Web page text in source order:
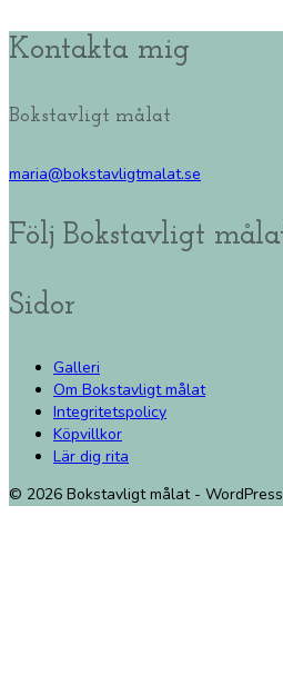
Kontakta mig
Bokstavligt målat
maria@bokstavligtmalat.se
Följ Bokstavligt
Sidor
Galleri
Om Bokstavligt målat
Integritetspolicy
Köpvillkor
Lär dig rita
© 2026 Bokstavligt målat -